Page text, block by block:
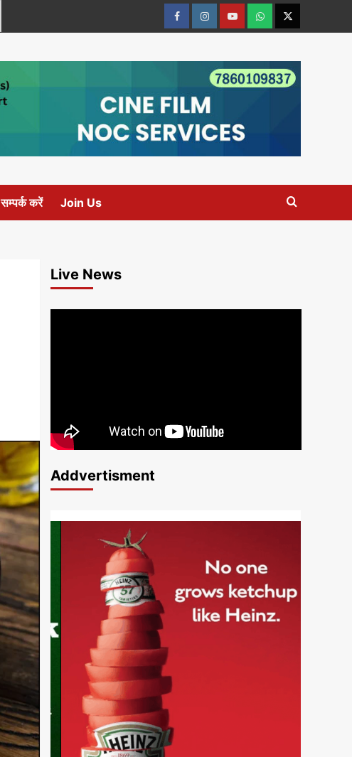
FacebookInstagramyoutubeWhatsTwitter
सम्पर्क करें Join Us
Live News
Addvertisment